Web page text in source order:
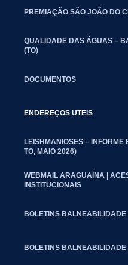
PREMIAÇÃO SÃO JOÃO DO
QUALIDADE DAS ÁGUAS –
(TO)
DOCUMENTOS
ENDEREÇOS UTEIS
LEISHMANIOSES – INFORME
TO, MAIO 2026)
WEBMAIL ARAGUAÍNA |
INSTITUCIONAIS
BOLETINS BALNEABILIDADE
BOLETINS BALNEABILIDADE